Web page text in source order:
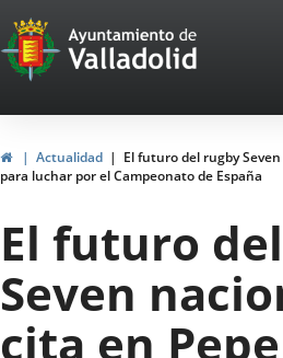
Portal
Web
del
Ayuntamiento
de
Valladolid
InicioActualidad
El futuro del rugby
para luchar por el Campeonato de España
El futuro
Seven
cita en